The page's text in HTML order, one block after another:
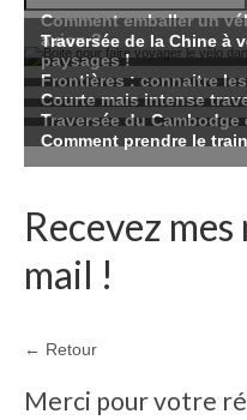
Recevez
mail !
← Retour
Merci pour votre